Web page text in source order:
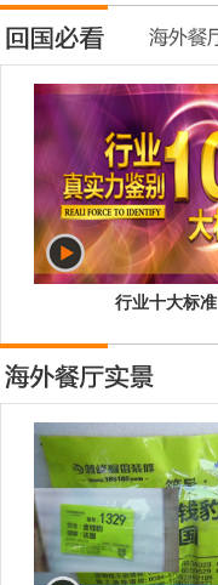
行业十大标准